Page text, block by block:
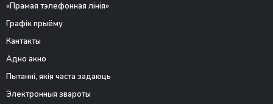
«Прамая тэлефонная лінія»
Графік прыёму
Кантакты
Адно акно
Пытанні, якія часта задаюць
Электронныя звароты